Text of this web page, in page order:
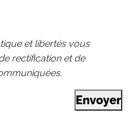
et libertés vous
rectification et de
Envoyer